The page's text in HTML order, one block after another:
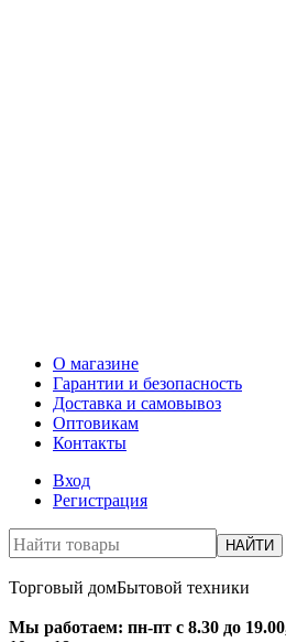
О магазине
Гарантии и безопасность
Доставка и самовывоз
Оптовикам
Контакты
Вход
Регистрация
НАЙТИ
Торговый домБытовой техники
Мы работаем: пн-пт с 8.30 до